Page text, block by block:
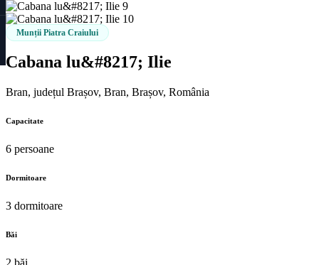
Munții Piatra Craiului
Cabana lu&#8217; Ilie
Bran, județul Brașov, Bran, Brașov, România
Capacitate
6 persoane
Dormitoare
3 dormitoare
Băi
2 băi